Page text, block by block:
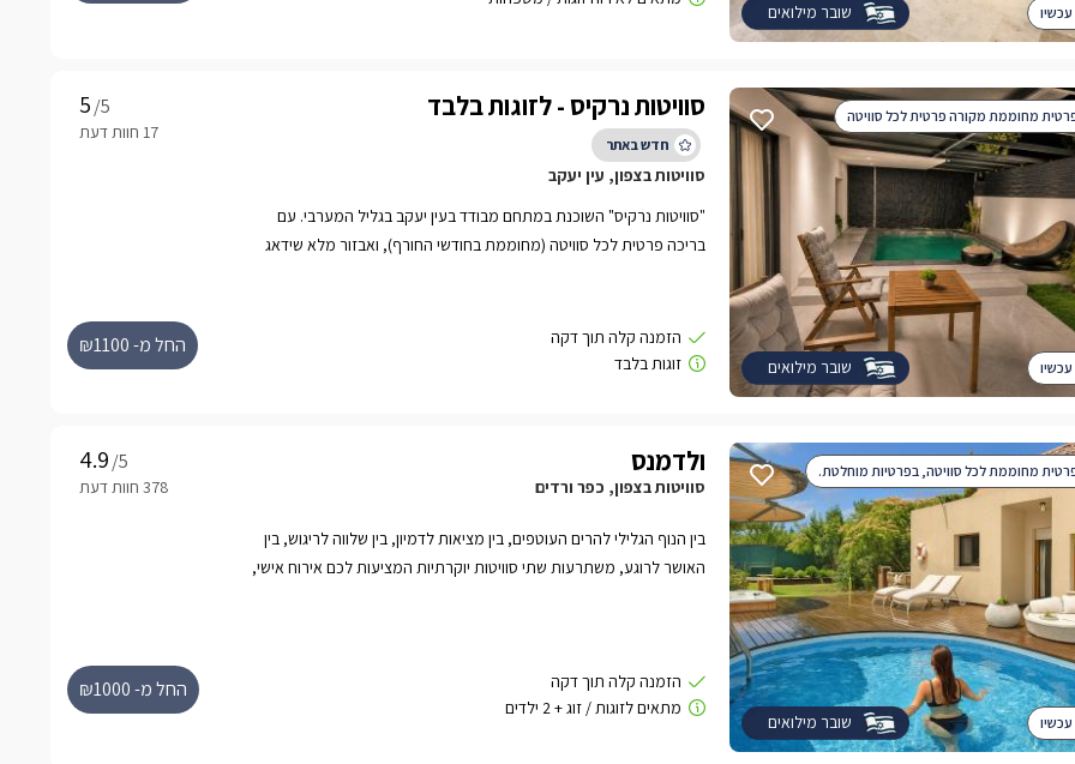
שובר מילואים
שובר מילואים
סוויטות נרקיס - לזוגות בלבד /5
סוויטות בצפון, עין יעקב
"סוויטות נרקיס" השוכנת במתחם מבודד בעין יעקב בגליל המערבי. עם
בריכה פרטית לכל סוויטה (מחוממת בחודשי החורף), ואבזור מלא שידאג
החל מ- ₪1100
מחוממת מקורה פרטית לכל סוויטה
שובר מילואים
ולדמנס /5
סוויטות בצפון, כפר ורדים
בין הנוף הגלילי להרים העוטפים, בין מציאות לדמיון, בין שלווה לריגוש, בין
האושר לרוגע, משתרעות שתי סוויטות יוקרתיות המציעות לכם אירוח אישי,
ומציעות לאורחיהן עיצוב יוקרתי מרהיב, בר פינוקים עשיר מכל טוב, שימוש
בריהוט איכותי ומתחם גן פרטי לכל סוויטה הכולל בריכה מפנקת ומחוממת,
החל מ- ₪1000
מחוממת לכל סוויטה, בפרטיות מוחלטת.